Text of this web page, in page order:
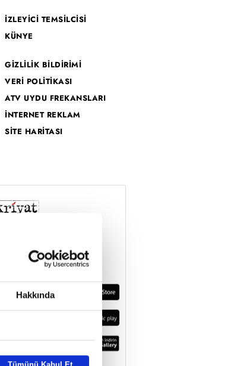
Hakkında
İZLEYİCİ TEMSİLCİSİ
KÜNYE
GİZLİLİK BİLDİRİMİ
VERİ POLİTİKASI
ATV UYDU FREKANSLARI
İNTERNET REKLAM
SİTE HARİTASI